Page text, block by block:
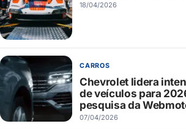
18/04/2026
CARROS
Chevrolet lidera
de veículos para
pesquisa da
07/04/2026